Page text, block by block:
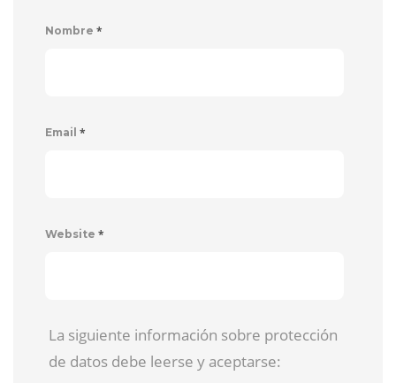
Nombre *
Email *
Website *
La siguiente información sobre protección
de datos debe leerse y aceptarse: